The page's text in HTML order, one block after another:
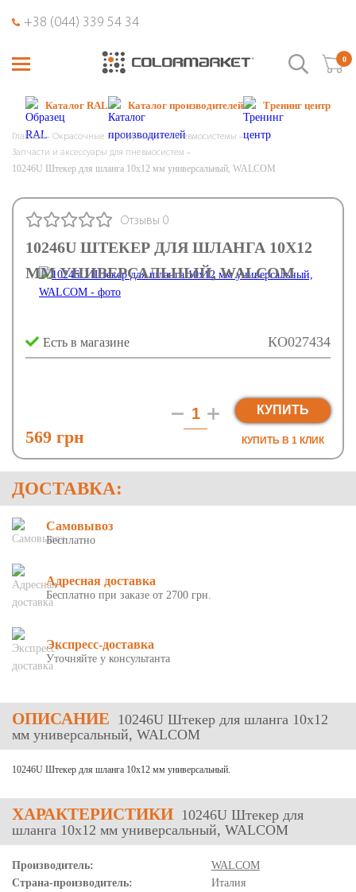
+38 (044) 339 54 34
0
Каталог RAL Каталог производителей Тренинг центр
Главная Окрасочные инструменты
Пневмосистемы
Запчасти и аксессуары для пневмосистем
10246U Штекер для шланга 10х12 мм универсальный, WALCOM
10246U ШТЕКЕР ДЛЯ ШЛАНГА 10Х12
ММ УНИВЕРСАЛЬНЫЙ, WALCOM
Отзывы 0
КО027434
Есть в магазине
569 грн
КУПИТЬ
КУПИТЬ В 1 КЛИК
ДОСТАВКА:
Самовывоз
Бесплатно
Адресная доставка
Бесплатно при заказе от 2700 грн.
Экспресс-доставка
Уточняйте у консультанта
ОПИСАНИЕ 10246U Штекер для шланга 10х12
мм универсальный, WALCOM
10246U Штекер для шланга 10х12 мм универсальный.
ХАРАКТЕРИСТИКИ 10246U Штекер для
шланга 10х12 мм универсальный, WALCOM
Производитель:
WALCOM
Страна-производитель:
Италия